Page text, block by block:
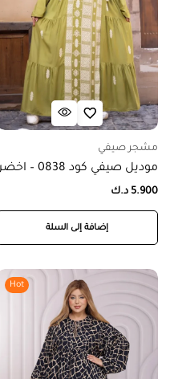
مشجر صيفي
موديل صيفي كود 0838 – اخضر
5.900 د.ك
إضافة إلى السلة
Hot